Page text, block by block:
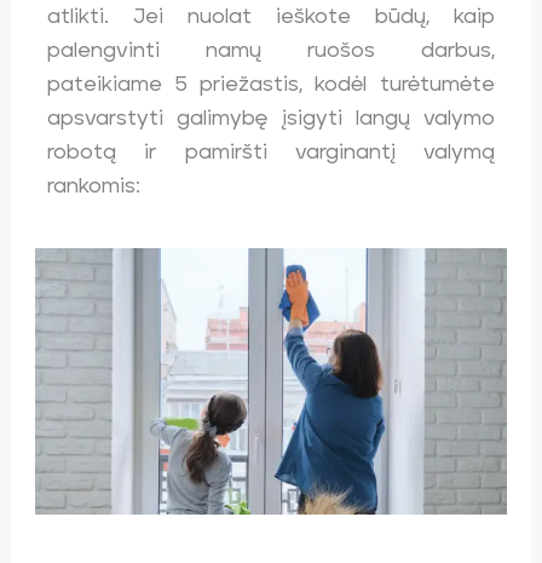
atlikti. Jei nuolat ieškote būdų, kaip
palengvinti namų ruošos darbus,
pateikiame 5 priežastis, kodėl turėtumėte
apsvarstyti galimybę įsigyti langų valymo
robotą ir pamiršti varginantį valymą
rankomis: